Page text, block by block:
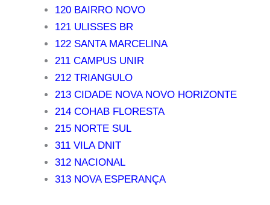
120 BAIRRO NOVO
121 ULISSES BR
122 SANTA MARCELINA
211 CAMPUS UNIR
212 TRIANGULO
213 CIDADE NOVA NOVO HORIZONTE
214 COHAB FLORESTA
215 NORTE SUL
311 VILA DNIT
312 NACIONAL
313 NOVA ESPERANÇA